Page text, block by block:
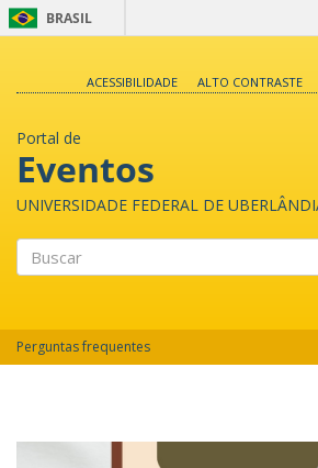
BRASIL
ACESSIBILIDADE
ALTO CONTRASTE
Portal de
Eventos
UNIVERSIDADE FEDERAL DE
Perguntas frequentes